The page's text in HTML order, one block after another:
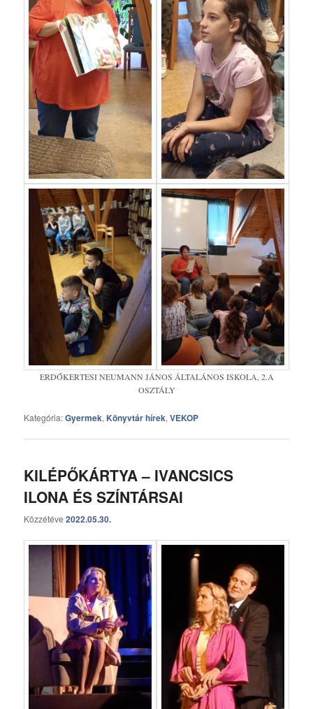
ERDŐKERTESI NEUMANN JÁNOS ÁLTALÁNOS ISKOLA, 2.A
OSZTÁLY
Kategória:Gyermek, Könyvtár hírek,VEKOP
KILÉPŐKÁRTYA – IVANCSICS
ILONA ÉS SZÍNTÁRSAI
Közzétéve2022.05.30.